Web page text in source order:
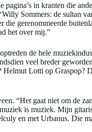
pagina’s in kranten die
Sommers: de sultan
die gerenommeerde
het over mij.”
de hele
veel breder
Helmut Lotti op Graspop?
“Het gaat niet om de
is muziek. Mijn
en met Urbanus. Die